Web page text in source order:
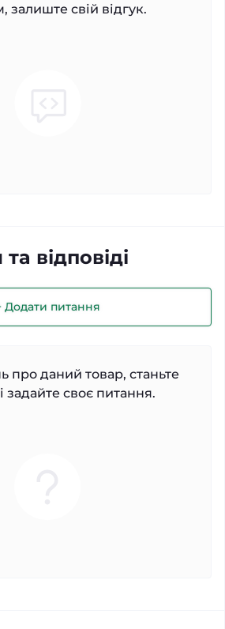
свій відгук.
відповіді
Додати питання
про даний товар, станьте
своє питання.